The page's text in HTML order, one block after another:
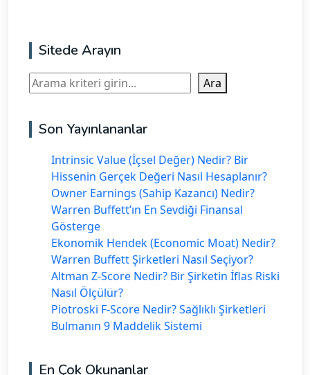
Sitede Arayın
Ara Ara
Son Yayınlananlar
Intrinsic Value (İçsel Değer) Nedir? Bir
Hissenin Gerçek Değeri Nasıl Hesaplanır?
Owner Earnings (Sahip Kazancı) Nedir?
Warren Buffett’ın En Sevdiği Finansal
Gösterge
Ekonomik Hendek (Economic Moat) Nedir?
Warren Buffett Şirketleri Nasıl Seçiyor?
Altman Z-Score Nedir? Bir Şirketin İflas Riski
Nasıl Ölçülür?
Piotroski F-Score Nedir? Sağlıklı Şirketleri
Bulmanın 9 Maddelik Sistemi
En Çok Okunanlar